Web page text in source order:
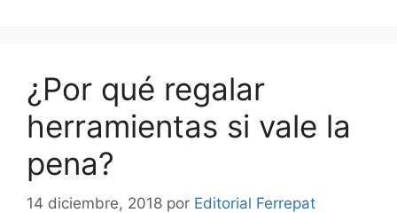
¿Por qué regalar
herramientas si vale la
pena?
14 diciembre, 2018 por Editorial Ferrepat